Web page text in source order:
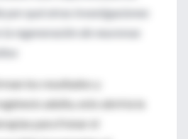
por qué otras investigaciones
la regeneración de neuronas
los resultados y
adulta, esto abriría la
para frenar el